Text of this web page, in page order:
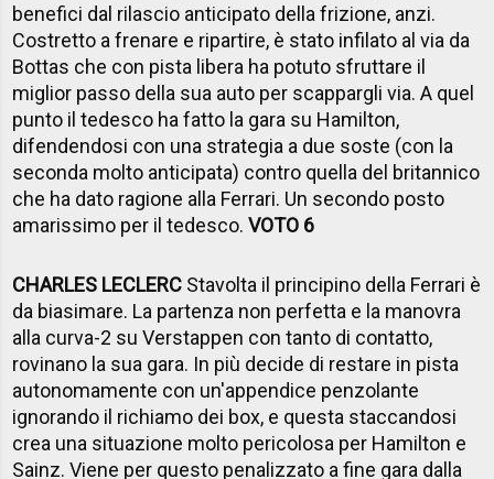
benefici dal rilascio anticipato della frizione, anzi.
Costretto a frenare e ripartire, è stato infilato al via da
Bottas che con pista libera ha potuto sfruttare il
miglior passo della sua auto per scappargli via. A quel
punto il tedesco ha fatto la gara su Hamilton,
difendendosi con una strategia a due soste (con la
seconda molto anticipata) contro quella del britannico
che ha dato ragione alla Ferrari. Un secondo posto
amarissimo per il tedesco.VOTO 6
CHARLES LECLERC Stavolta il principino della Ferrari è
da biasimare. La partenza non perfetta e la manovra
alla curva-2 su Verstappen con tanto di contatto,
rovinano la sua gara. In più decide di restare in pista
autonomamente con un'appendice penzolante
ignorando il richiamo dei box, e questa staccandosi
crea una situazione molto pericolosa per Hamilton e
Sainz. Viene per questo penalizzato a fine gara dalla